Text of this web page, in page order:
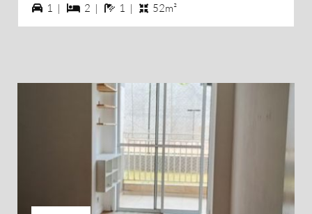
1 vagas na garagem
1 | 2 dormiórios
2 | 1 banheiros
1 | 52m²